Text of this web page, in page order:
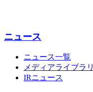
ニュース
ニュース一覧
メディアライブラリ
IRニュース